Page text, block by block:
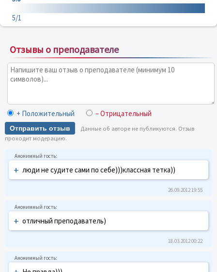
5/1
Отзывы о преподавателе
+ Положительный – Отрицательный
Отправить отзыв
Данные об авторе не публикуются. Отзыв
проходит модерацию.
+ люди не судите сами по себе)))классная тетка))
26.09.2012 19:55
+ отличный преподаватель)
18.03.2012 00:22